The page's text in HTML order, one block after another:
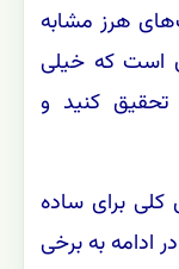
هرز مشابه
است که خیلی
کنید و
کلی برای ساده
ادامه به برخی